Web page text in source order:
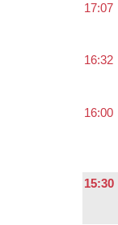
17:07
16:32
16:00
15:30